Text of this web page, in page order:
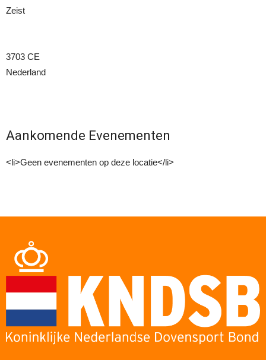
Zeist
3703 CE
Nederland
Aankomende Evenementen
<li>Geen evenementen op deze locatie</li>